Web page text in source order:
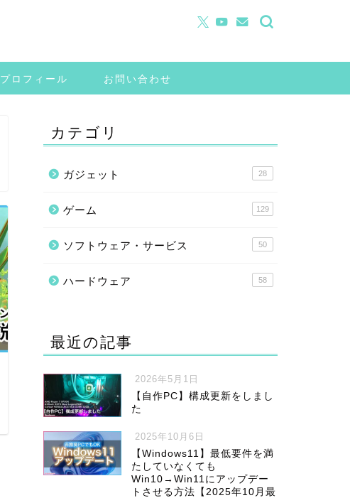
プロフィール お問い合わせ
カテゴリ
ガジェット 28
ゲーム 129
ソフトウェア・サービス 50
ハードウェア 58
最近の記事
2026年5月1日
【自作PC】構成更新をしまし
た
2025年10月6日
【Windows11】最低要件を満
たしていなくても
Win10→Win11にアップデー
トさせる方法【2025年10月最